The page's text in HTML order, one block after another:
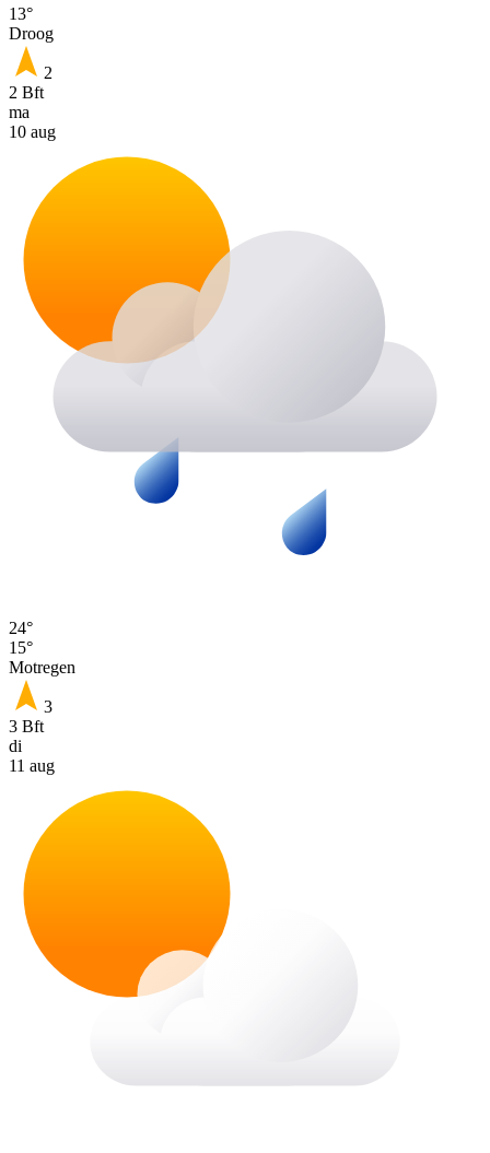
13°
Droog
2
2 Bft
ma
10 aug
24°
15°
Motregen
3
3 Bft
di
11 aug